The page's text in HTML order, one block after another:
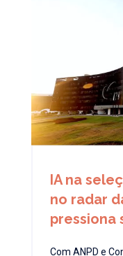
IA na
no radar
pressiona
Com ANPD e